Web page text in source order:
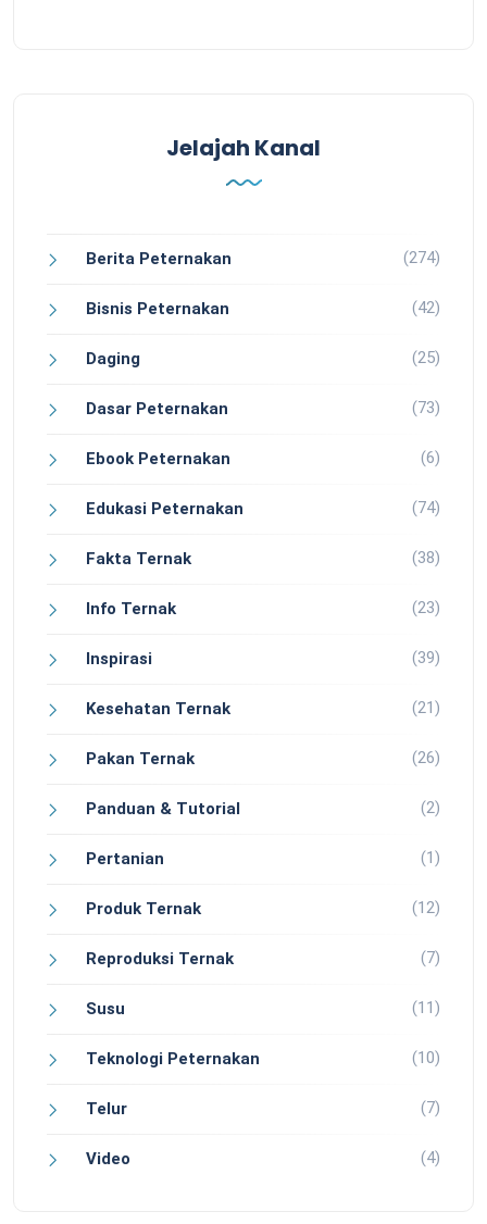
Jelajah Kanal
Berita Peternakan (274)
Bisnis Peternakan (42)
Daging (25)
Dasar Peternakan (73)
Ebook Peternakan (6)
Edukasi Peternakan (74)
Fakta Ternak (38)
Info Ternak (23)
Inspirasi (39)
Kesehatan Ternak (21)
Pakan Ternak (26)
Panduan & Tutorial (2)
Pertanian (1)
Produk Ternak (12)
Reproduksi Ternak (7)
Susu (11)
Teknologi Peternakan (10)
Telur (7)
Video (4)